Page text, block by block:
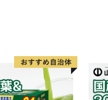
※住所・氏名に変更がある場
ください。